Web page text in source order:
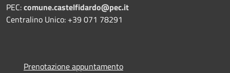
PEC:comune.castelfidardo@pec.it
Centralino Unico: +39 071 78291
Prenotazione appuntamento